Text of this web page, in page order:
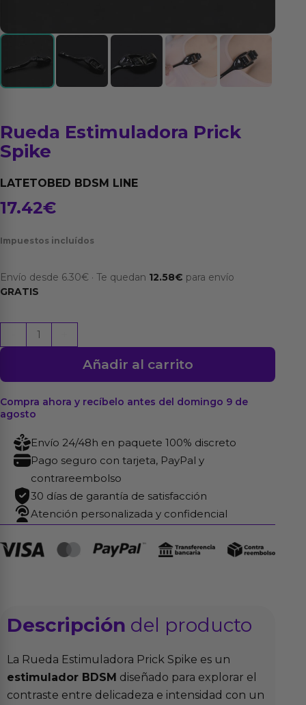
Rueda Estimuladora Prick
Spike
LATETOBED BDSM LINE
17.42€
Impuestos incluídos
Envío desde 6.30€ · Te quedan 12.58€ para envío
GRATIS
Estimuladora
Spike
cantidad
Añadir al carrito
Compra ahora y recíbelo antes del domingo 9 de
agosto
Envío 24/48h en paquete 100% discreto
Pago seguro con tarjeta, PayPal y
contrareembolso
30 días de garantía de satisfacción
Atención personalizada y confidencial
Descripción del producto
La Rueda Estimuladora Prick Spike es un
estimulador BDSM diseñado para explorar el
contraste entre delicadeza e intensidad con un